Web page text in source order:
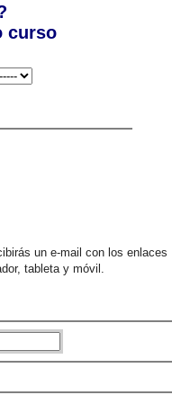
curso
un e-mail con los enlaces
tableta y móvil.